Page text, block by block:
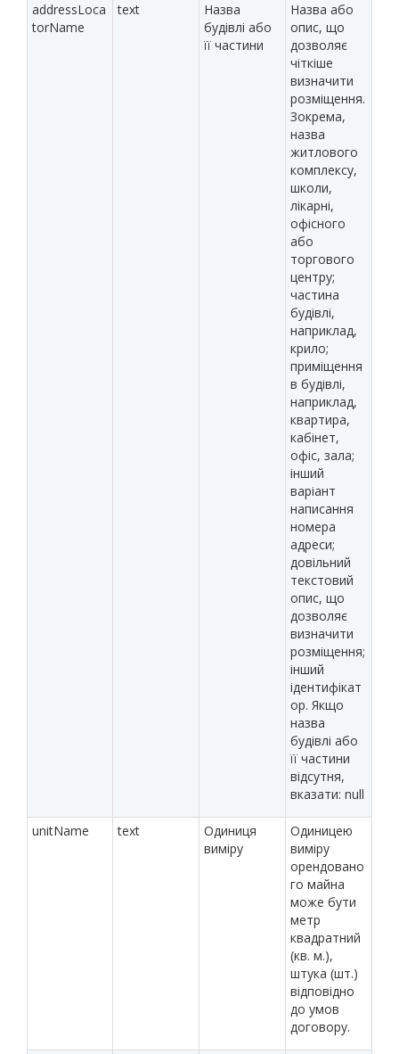
addressLoca
torName
text
Назва
будівлі або
її частини
Назва або
опис, що
дозволяє
чіткіше
визначити
розміщення.
Зокрема,
назва
житлового
комплексу,
школи,
лікарні,
офісного
або
торгового
центру;
частина
будівлі,
наприклад,
крило;
приміщення
в будівлі,
наприклад,
квартира,
кабінет,
офіс, зала;
інший
варіант
написання
номера
адреси;
довільний
текстовий
опис, що
дозволяє
визначити
розміщення;
інший
ідентифікат
ор. Якщо
назва
будівлі або
її частини
відсутня,
вказати: null
unitName text
Одиниця
виміру
Одиницею
виміру
орендовано
го майна
може бути
метр
квадратний
(кв. м.),
штука (шт.)
відповідно
до умов
договору.